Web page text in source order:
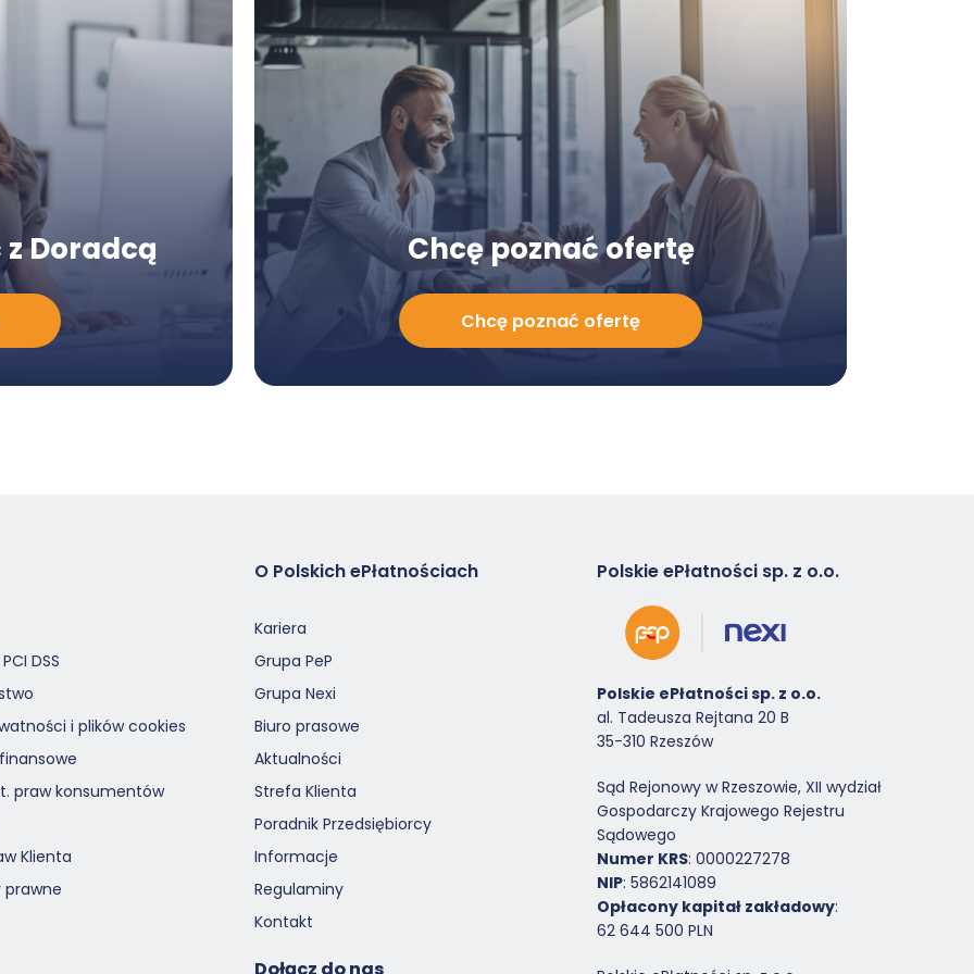
Doradcą Chcę poznać ofertę
Chcę poznać ofertę
DSS
i plików cookies
praw konsumentów
Klienta
O Polskich ePłatnościach
Kariera
Grupa PeP
Grupa Nexi
Biuro prasowe
Aktualności
Strefa Klienta
Poradnik Przedsiębiorcy
Informacje
Regulaminy
Kontakt
Polskie ePłatności sp. z o.o.
Polskie ePłatności sp. z o.o.
al. Tadeusza Rejtana 20 B
35-310 Rzeszów
Sąd Rejonowy w Rzeszowie, XII wydział
Gospodarczy Krajowego Rejestru
Sądowego
Numer KRS: 0000227278
NIP: 5862141089
Opłacony kapitał zakładowy:
62 644 500 PLN